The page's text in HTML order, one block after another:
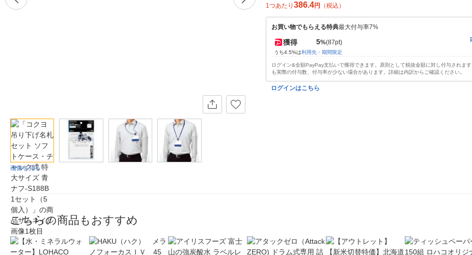
画像を見る
1つあたり 386.4円 （税込）
お買い物でもらえる特典最大付与率7%
獲得 5%(87pt)
うち4.5%は利用先・期間限定
ログイン&全額PayPay支払いで獲得できます。原則として税抜金額に対し付与されます
も実際の付与数、付与率が少ない場合があります。詳細は内訳からご確認ください。
ログインはこちら
こちらの商品もおすすめ